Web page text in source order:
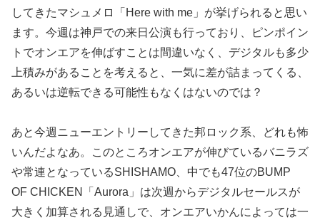
してきたマシュメロ「Here with me」が挙げられると思い
ます。今週は神戸での来日公演も行っており、ピンポイン
トでオンエアを伸ばすことは間違いなく、デジタルも多少
上積みがあることを考えると、一気に差が詰まってくる、
あるいは逆転できる可能性もなくはないのでは？
あと今週ニューエントリーしてきた邦ロック系、どれも怖
いんだよなあ。このところオンエアが伸びているバニラズ
や常連となっているSHISHAMO、中でも47位のBUMP
OF CHICKEN「Aurora」は次週からデジタルセールスが
大きく加算される見通しで、オンエアいかんによっては一